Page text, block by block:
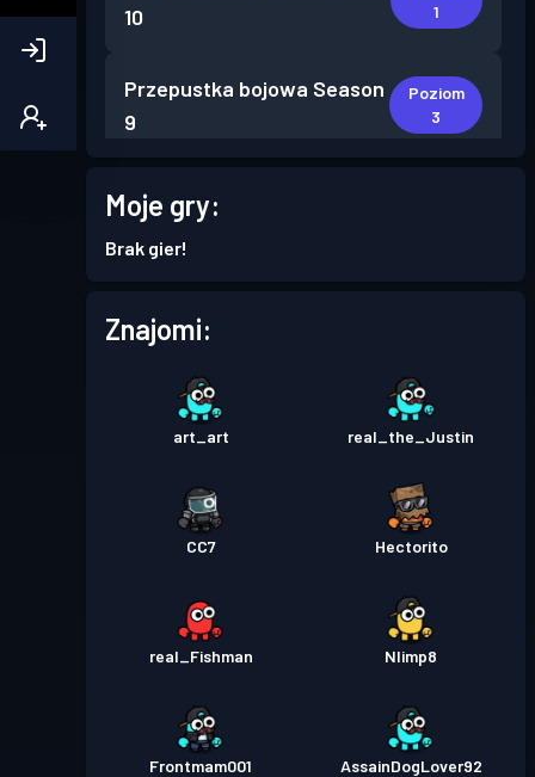
10
1
Przepustka bojowa Season
9
Poziom
3
Przepustka bojowa
7
Przepustka bojowa
Poziom
2
Przepustka bojowa
Poziom
Przepustka bojowa
Poziom
3
Przepustka bojowa
Poziom
3
Moje gry:
Brak gier!
Znajomi:
art_art real_the_Justin
CC7 Hectorito
real_Fishman Nlimp8
Frontmam001 AssainDogLover92